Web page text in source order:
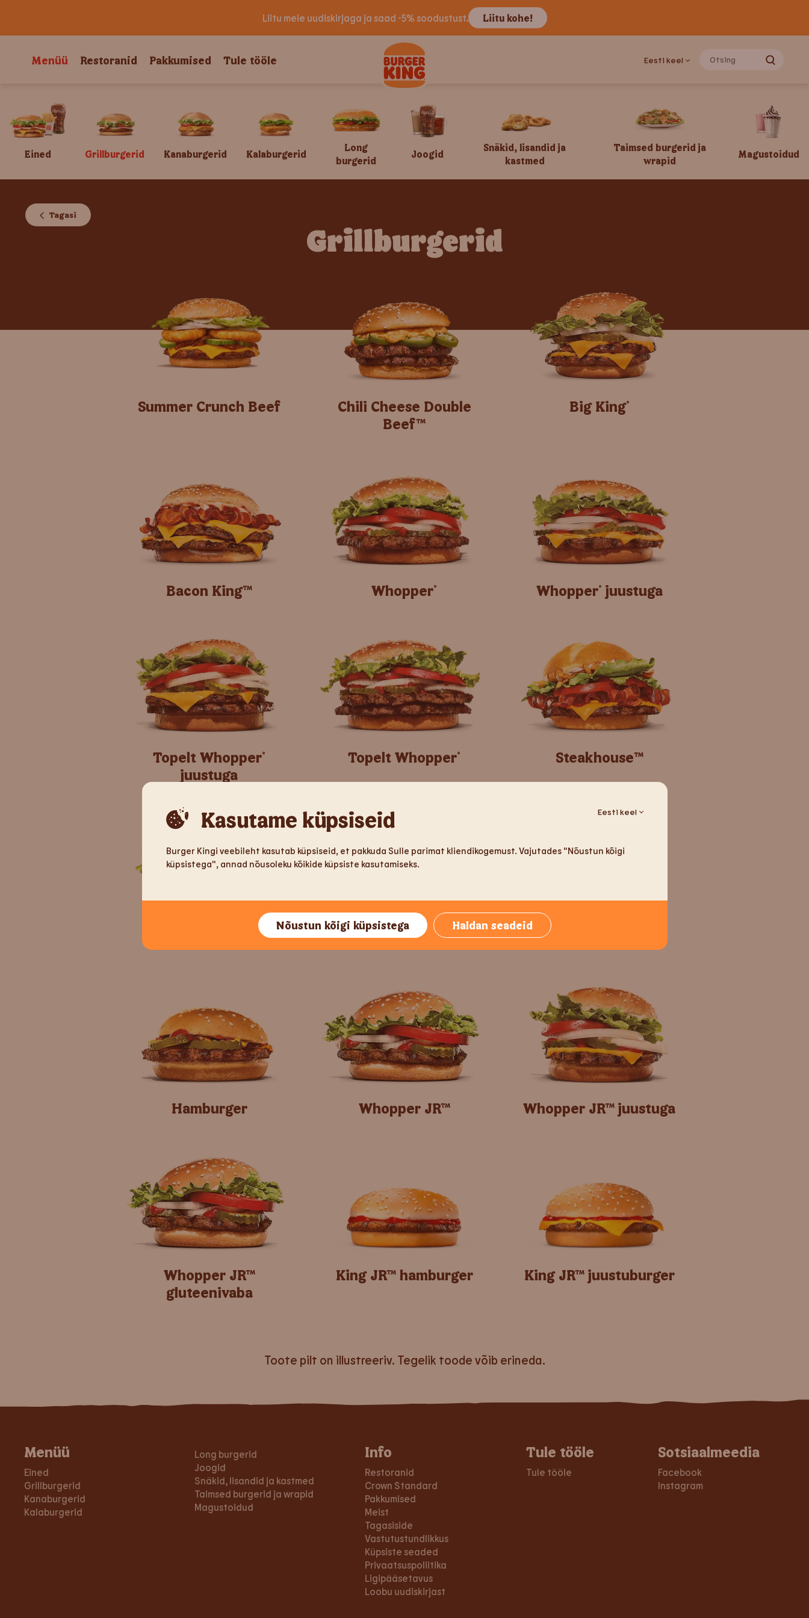
Kasutame küpsiseid Eesti keel
Burger Kingi veebileht kasutab küpsiseid, et pakkuda Sulle parimat kliendikogemust. Vajutades "Nõustun kõigi
küpsistega", annad nõusoleku kõikide küpsiste kasutamiseks.
Nõustun kõigi küpsistega Haldan seadeid
Liitu meie uudiskirjaga ja saad -5% soodustust. Liitu kohe!
Menüü Restoranid Pakkumised Tule tööle Eesti keel
Eined Grillburgerid Kanaburgerid Kalaburgerid
Long
burgerid
Joogid
Snäkid, lisandid ja
kastmed
Taimsed burgerid ja
wrapid
Magustoidud
Tagasi
Grillburgerid
Summer Crunch Beef
Chili Cheese Double
Beef™
Big King®
Bacon King™ Whopper® Whopper® juustuga
Topelt Whopper®
juustuga
Topelt Whopper® Steakhouse™
Topelt juustuburger
Hamburger Whopper JR™ Whopper JR™ juustuga
Whopper JR™
gluteenivaba
King JR™ hamburger King JR™ juustuburger
Toote pilt on illustreeriv. Tegelik toode võib erineda.
Menüü
Eined
Grillburgerid
Kanaburgerid
Kalaburgerid
Long burgerid
Joogid
Snäkid, lisandid ja kastmed
Taimsed burgerid ja wrapid
Magustoidud
Info
Restoranid
Crown Standard
Pakkumised
Meist
Tagasiside
Vastutustundlikkus
Küpsiste seaded
Privaa­tsus­poliitika
Ligipääsetavus
Loobu uudiskirjast
Tule tööle
Tule tööle
Sotsiaalmeedia
Facebook
Instagram